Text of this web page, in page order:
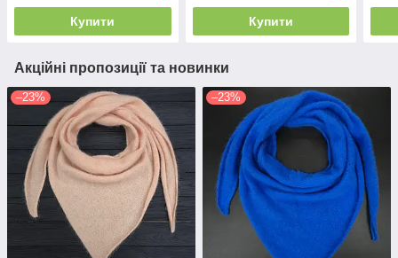
Купити Купити
Акційні пропозиції та новинки
–23% –23%